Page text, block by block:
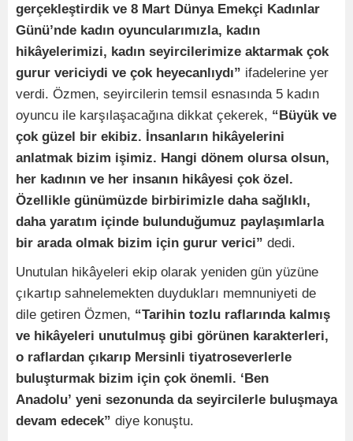
gerçekleştirdik ve 8 Mart Dünya Emekçi Kadınlar
Günü’nde kadın oyuncularımızla, kadın
hikâyelerimizi, kadın seyircilerimize aktarmak çok
gurur vericiydi ve çok heyecanlıydı” ifadelerine yer
verdi. Özmen, seyircilerin temsil esnasında 5 kadın
oyuncu ile karşılaşacağına dikkat çekerek, “Büyük ve
çok güzel bir ekibiz. İnsanların hikâyelerini
anlatmak bizim işimiz. Hangi dönem olursa olsun,
her kadının ve her insanın hikâyesi çok özel.
Özellikle günümüzde birbirimizle daha sağlıklı,
daha yaratım içinde bulunduğumuz paylaşımlarla
bir arada olmak bizim için gurur verici” dedi.
Unutulan hikâyeleri ekip olarak yeniden gün yüzüne
çıkartıp sahnelemekten duydukları memnuniyeti de
dile getiren Özmen, “Tarihin tozlu raflarında kalmış
ve hikâyeleri unutulmuş gibi görünen karakterleri,
o raflardan çıkarıp Mersinli tiyatroseverlerle
buluşturmak bizim için çok önemli. ‘Ben
Anadolu’ yeni sezonunda da seyircilerle buluşmaya
devam edecek” diye konuştu.